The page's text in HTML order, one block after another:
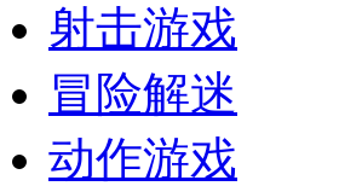
射击游戏
冒险解迷
动作游戏